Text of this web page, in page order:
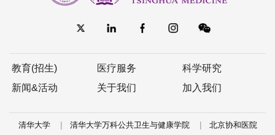
教育(招生) 医疗服务
科学研究
新闻&活动
关于我们 加入我们
清华大学 | 清华大学万科公共卫生与健康学院 | 北京协和医院